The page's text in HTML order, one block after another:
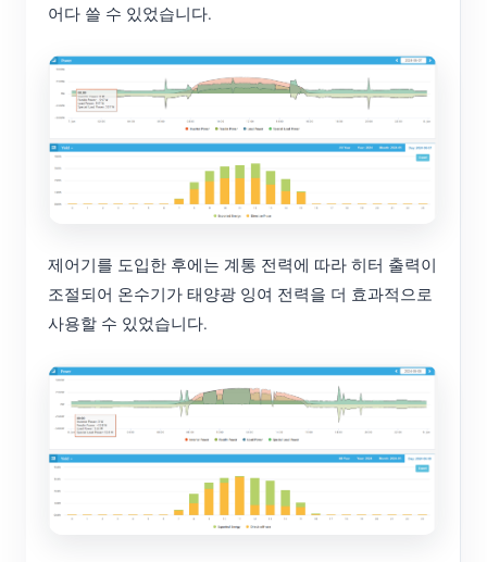
어다 쓸 수 있었습니다.
제어기를 도입한 후에는 계통 전력에 따라 히터 출력이
조절되어 온수기가 태양광 잉여 전력을 더 효과적으로
사용할 수 있었습니다.